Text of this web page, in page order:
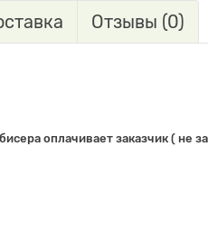
Отзывы (0)
оплачивает заказчик ( не